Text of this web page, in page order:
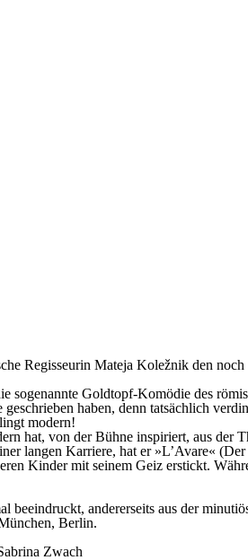
Regisseurin Mateja Koležnik den
Goldtopf-Komödie des
haben, denn tatsächlich
modern!
hat, von der Bühne inspiriert, aus der
langen Karriere, hat er »L’Avare«
Kinder mit seinem Geiz erstickt.
andererseits aus der
Berlin.
Zwach